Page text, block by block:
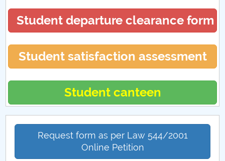
Student departure clearance form
Student satisfaction assessment
Student canteen
Request form as per Law 544/2001
Online Petition